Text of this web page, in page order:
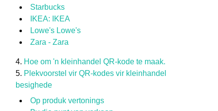
Starbucks
IKEA: IKEA
Lowe's Lowe's
Zara - Zara
Hoe om 'n kleinhandel QR-kode te maak.
Plekvoorstel vir QR-kodes vir kleinhandel
besighede
Op produk vertonings